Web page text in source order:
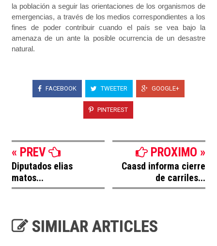
la población a seguir las orientaciones de los organismos de
emergencias, a través de los medios correspondientes a los
fines de poder contribuir cuando el país se vea bajo la
amenaza de un ante la posible ocurrencia de un desastre
natural.
FACEBOOK TWEETER GOOGLE+
PINTEREST
« PREV
Diputados elias
matos...
PROXIMO »
Caasd informa cierre
de carriles...
SIMILAR ARTICLES